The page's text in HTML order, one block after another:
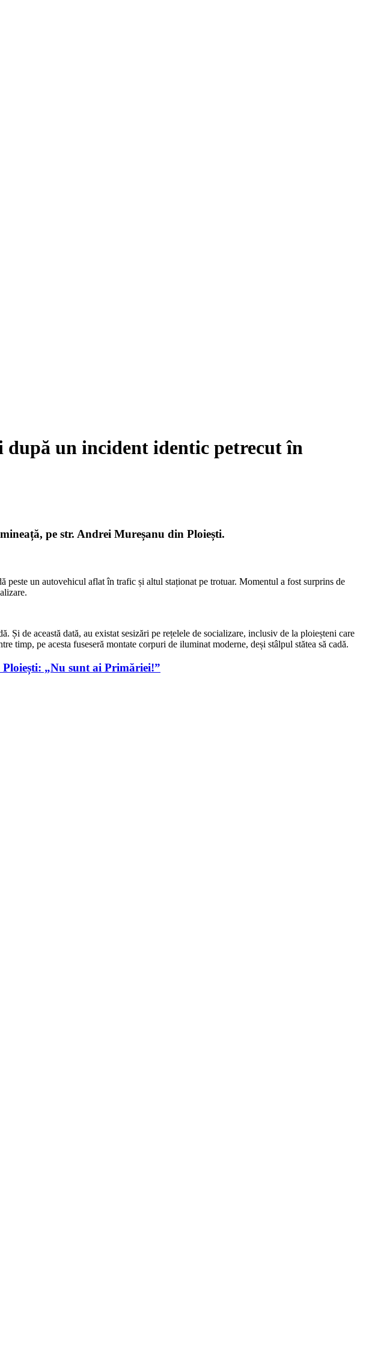
un incident identic petrecut în
pe str. Andrei Mureșanu din Ploiești.
un autovehicul aflat în trafic și altul staționat pe trotuar. Momentul a fost surprins de
de această dată, au existat sesizări pe rețelele de socializare, inclusiv de la ploieșteni care
timp, pe acesta fuseseră montate corpuri de iluminat moderne, deși stâlpul stătea să cadă.
„Nu sunt ai Primăriei!”